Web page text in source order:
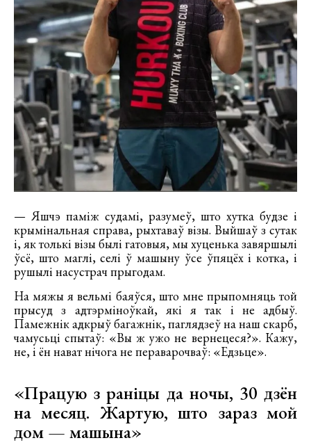
— Яшчэ паміж судамі, разумеў, што хутка будзе і
крымінальная справа, рыхтаваў візы. Выйшаў з сутак
і, як толькі візы былі гатовыя, мы хуценька завяршылі
ўсё, што маглі, селі ў машыну ўсе ўпяцёх і котка, і
рушылі насустрач прыгодам.
На мяжы я вельмі баяўся, што мне прыпомняць той
прысуд з адтэрміноўкай, які я так і не адбыў.
Памежнік адкрыў багажнік, паглядзеў на наш скарб,
чамусьці спытаў: «Вы ж ужо не вернецеся?». Кажу,
не, і ён нават нічога не пераварочваў: «Едзьце».
«Працую з раніцы да ночы, 30 дзён
на месяц. Жартую, што зараз мой
дом — машына»